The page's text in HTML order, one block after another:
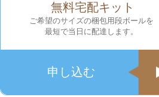
無料宅配キット
ご希望のサイズの梱包用段ボールを
最短で当日に配達します。
申し込む